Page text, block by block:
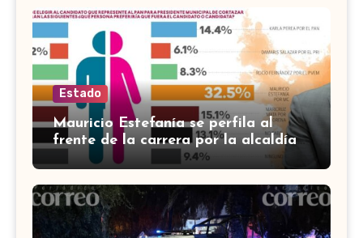
Estado
Mauricio Estefanía se perfila al
frente de la carrera por la alcaldía
de Cortazar